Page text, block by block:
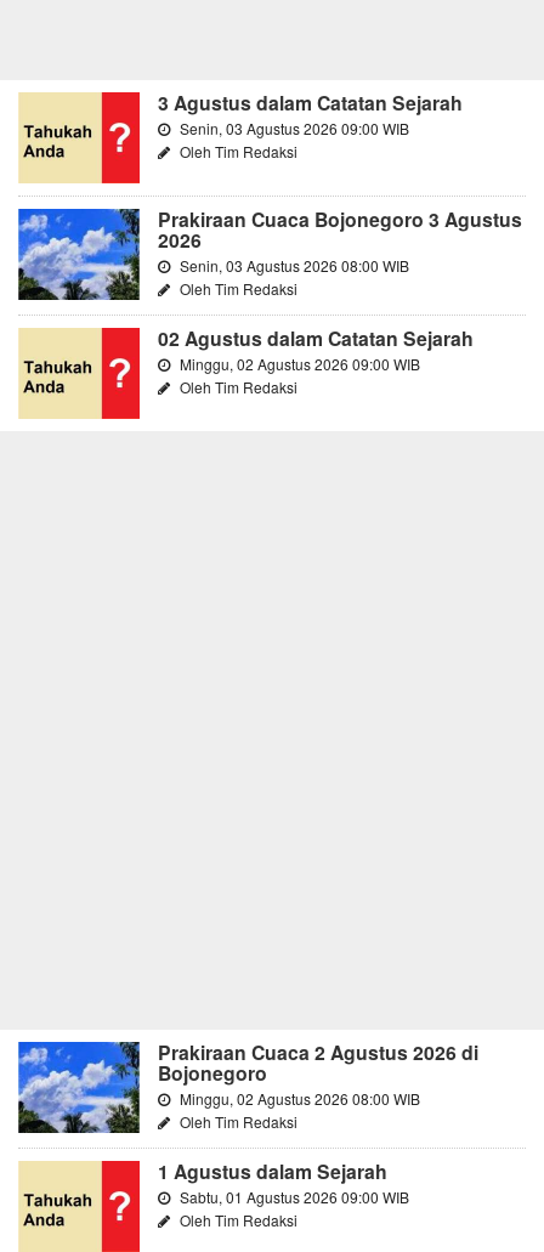
3 Agustus dalam Catatan Sejarah
Senin, 03 Agustus 2026 09:00 WIB
Oleh Tim Redaksi
Prakiraan Cuaca Bojonegoro 3 Agustus
2026
Senin, 03 Agustus 2026 08:00 WIB
Oleh Tim Redaksi
02 Agustus dalam Catatan Sejarah
Minggu, 02 Agustus 2026 09:00 WIB
Oleh Tim Redaksi
Prakiraan Cuaca 2 Agustus 2026 di
Bojonegoro
Minggu, 02 Agustus 2026 08:00 WIB
Oleh Tim Redaksi
1 Agustus dalam Sejarah
Sabtu, 01 Agustus 2026 09:00 WIB
Oleh Tim Redaksi